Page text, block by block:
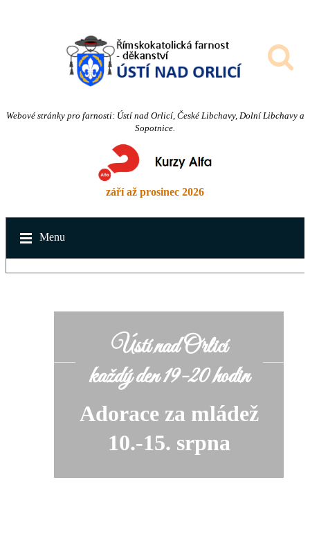
Webové stránky pro farnosti: Ústí nad Orlicí, České Libchavy, Dolní Libchavy a
Sopotnice.
září až prosinec 2026
Menu
Ústí nad Orlicí
každý den 19-20 hodin
Adorace za mládež
10.-15. srpna